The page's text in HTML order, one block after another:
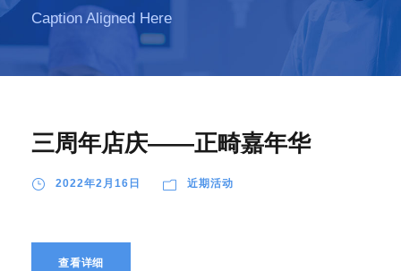
Caption Aligned Here
三周年店庆——正畸嘉年华
2022年2月16日 近期活动
查看详细